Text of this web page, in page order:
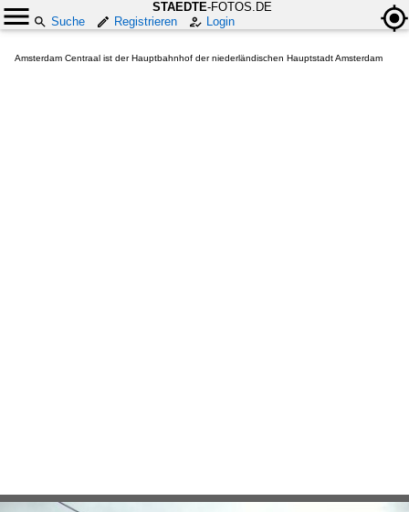
STAEDTE-FOTOS.DE
Suche
Registrieren Login
Amsterdam Centraal ist der Hauptbahnhof der niederländischen Hauptstadt Amsterdam